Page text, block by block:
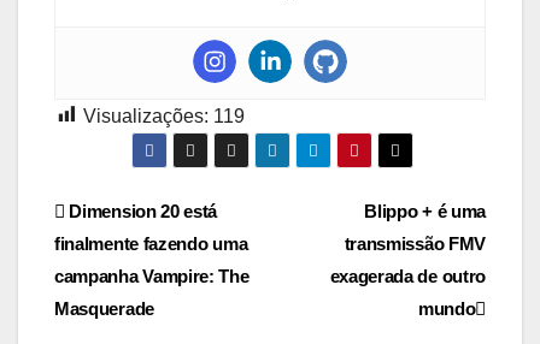
Visualizações: 119
Navegação
de
Post
Blippo + é uma
transmissão FMV
exagerada de outro
mundo
Dimension 20 está
finalmente fazendo uma
campanha Vampire: The
Masquerade